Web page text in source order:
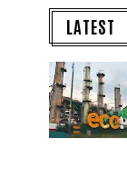
LATEST